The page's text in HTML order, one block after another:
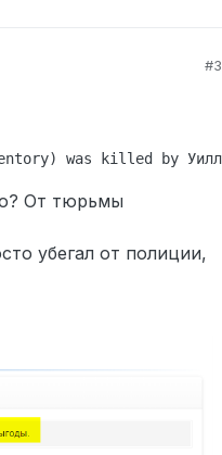
#3
От тюрьмы
убегал от полиции,